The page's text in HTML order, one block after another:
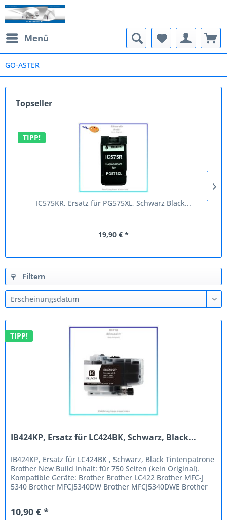
Menü
GO-ASTER
Topseller
TIPP!
IC575KR, Ersatz für PG575XL, Schwarz Black...
19,90 € *
Filtern
TIPP!
IB424KP, Ersatz für LC424BK, Schwarz, Black...
IB424KP, Ersatz für LC424BK , Schwarz, Black Tintenpatrone
Brother New Build Inhalt: für 750 Seiten (kein Original).
Kompatible Geräte: Brother Brother LC422 Brother MFC-J
5340 Brother MFCJ5340DW Brother MFCJ5340DWE Brother
10,90 € *